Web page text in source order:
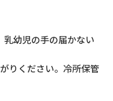
乳幼児の手の届かない
りください。冷所保管